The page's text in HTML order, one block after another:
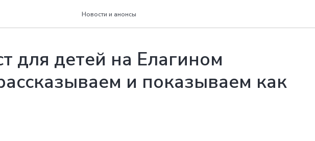
Новости и анонсы
для детей на Елагином
и показываем как